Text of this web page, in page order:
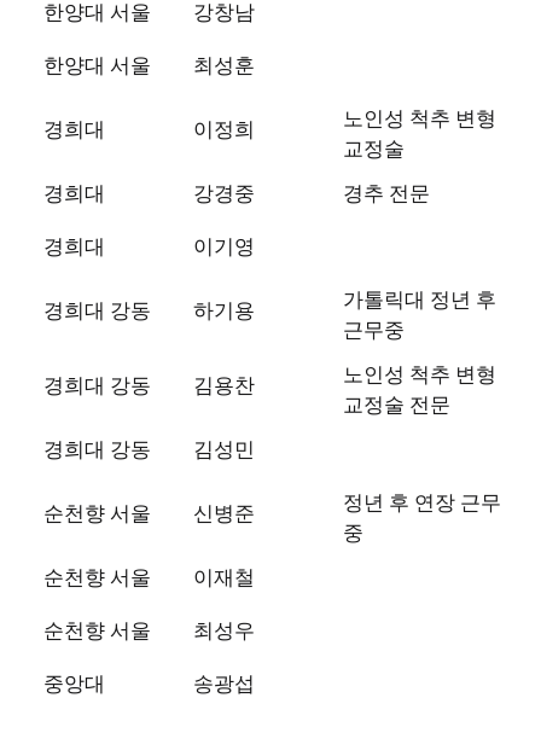
한양대 서울 강창남
한양대 서울 최성훈
경희대 이정희
노인성 척추 변형
교정술
경희대 강경중 경추 전문
경희대 이기영
경희대 강동 하기용
가톨릭대 정년 후
근무중
경희대 강동 김용찬
노인성 척추 변형
교정술 전문
경희대 강동 김성민
순천향 서울 신병준
정년 후 연장 근무
중
순천향 서울 이재철
순천향 서울 최성우
중앙대 송광섭